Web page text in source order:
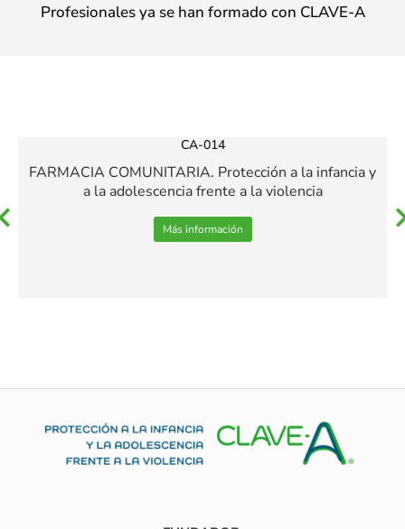
Profesionales ya se han formado con CLAVE-A
CA-014
FARMACIA COMUNITARIA. Protección a la infancia y
a la adolescencia frente a la violencia
Más información